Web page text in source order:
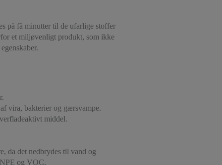
på få minutter til de ufarlige stoffer
et miljøvenligt produkt, som ikke
vira, bakterier og gærsvampe.
middel.
da det nedbrydes til vand og
og VOC.